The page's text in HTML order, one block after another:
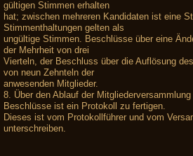
gültigen Stimmen erhalten
hat; zwischen mehreren Kandidaten ist eine
Stimmenthaltungen gelten als
ungültige Stimmen. Beschlüsse über eine
der Mehrheit von drei
Vierteln, der Beschluss über die Auflösung
von neun Zehnteln der
anwesenden Mitglieder.
8. Über den Ablauf der
Beschlüsse ist ein Protokoll zu fertigen.
Dieses ist vom Protokollführer und vom
unterschreiben.